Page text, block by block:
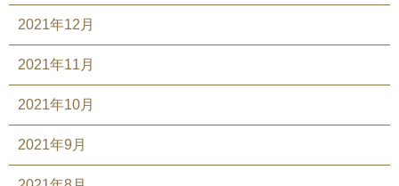
2021年12月
2021年11月
2021年10月
2021年9月